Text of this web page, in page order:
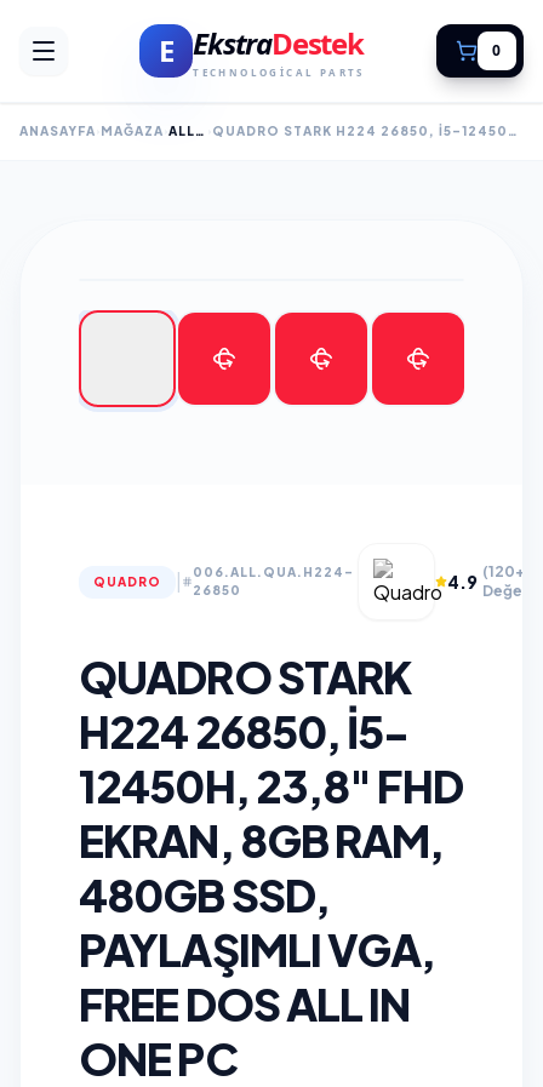
E EkstraDestek
TECHNOLOGICAL PARTS
0
ANASAYFA MAĞAZA ALL-IN-ONE PC QUADRO STARK H224 26850, I5-12450H, 23,8" FHD EKRAN, 8GB RAM, 480GB SSD, PAYLAŞIMLI VGA, FREE DOS ALL IN ONE PC
QUADRO
006.ALL.QUA.H224-
26850
4.9 (120+
QUADRO STARK
H224 26850, I5-
12450H, 23,8" FHD
EKRAN, 8GB RAM,
480GB SSD,
PAYLAŞIMLI VGA,
FREE DOS ALL IN
ONE PC